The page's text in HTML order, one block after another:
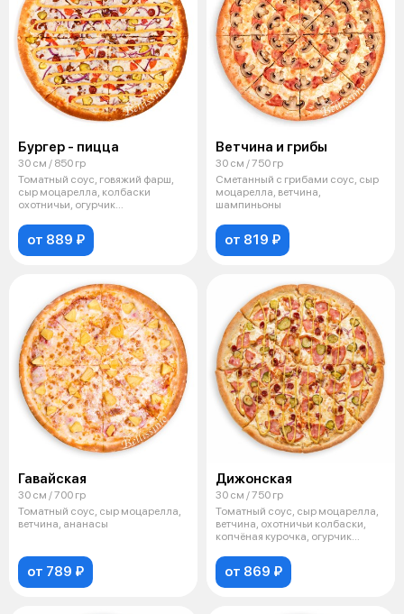
Бургер - пицца
30 см / 850 гр
Томатный соус, говяжий фарш,
сыр моцарелла, колбаски
охотничьи, огурчик
от 889 ₽
Ветчина и грибы
30 см / 750 гр
Сметанный с грибами соус, сыр
моцарелла, ветчина,
шампиньоны
от 819 ₽
Гавайская
30 см / 700 гр
Томатный соус, сыр моцарелла,
ветчина, ананасы
от 789 ₽
Дижонская
30 см / 750 гр
Томатный соус, сыр моцарелла,
ветчина, охотничьи колбаски,
копчёная курочка, огурчик
от 869 ₽